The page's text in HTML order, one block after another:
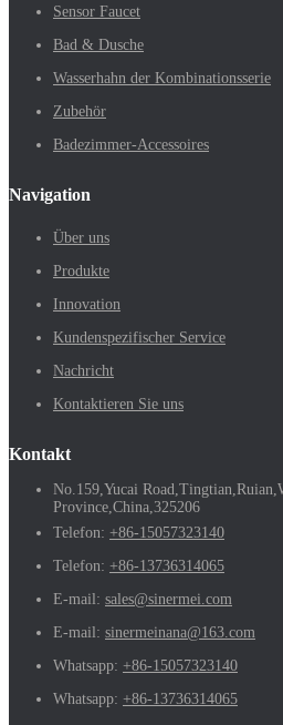
Sensor Faucet
Bad & Dusche
Wasserhahn der Kombinationsserie
Zubehör
Badezimmer-Accessoires
Navigation
Über uns
Produkte
Innovation
Kundenspezifischer Service
Nachricht
Kontaktieren Sie uns
Kontakt
No.159,Yucai
Province,China,325206
Telefon: +86-15057323140
Telefon: +86-13736314065
E-mail: sales@sinermei.com
E-mail: sinermeinana@163.com
Whatsapp: +86-15057323140
Whatsapp: +86-13736314065